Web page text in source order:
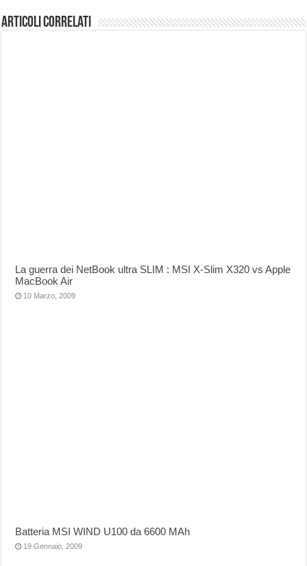
Articoli correlati
La guerra dei NetBook ultra SLIM : MSI X-Slim X320 vs Apple
MacBook Air
10 Marzo, 2009
Batteria MSI WIND U100 da 6600 MAh
19 Gennaio, 2009